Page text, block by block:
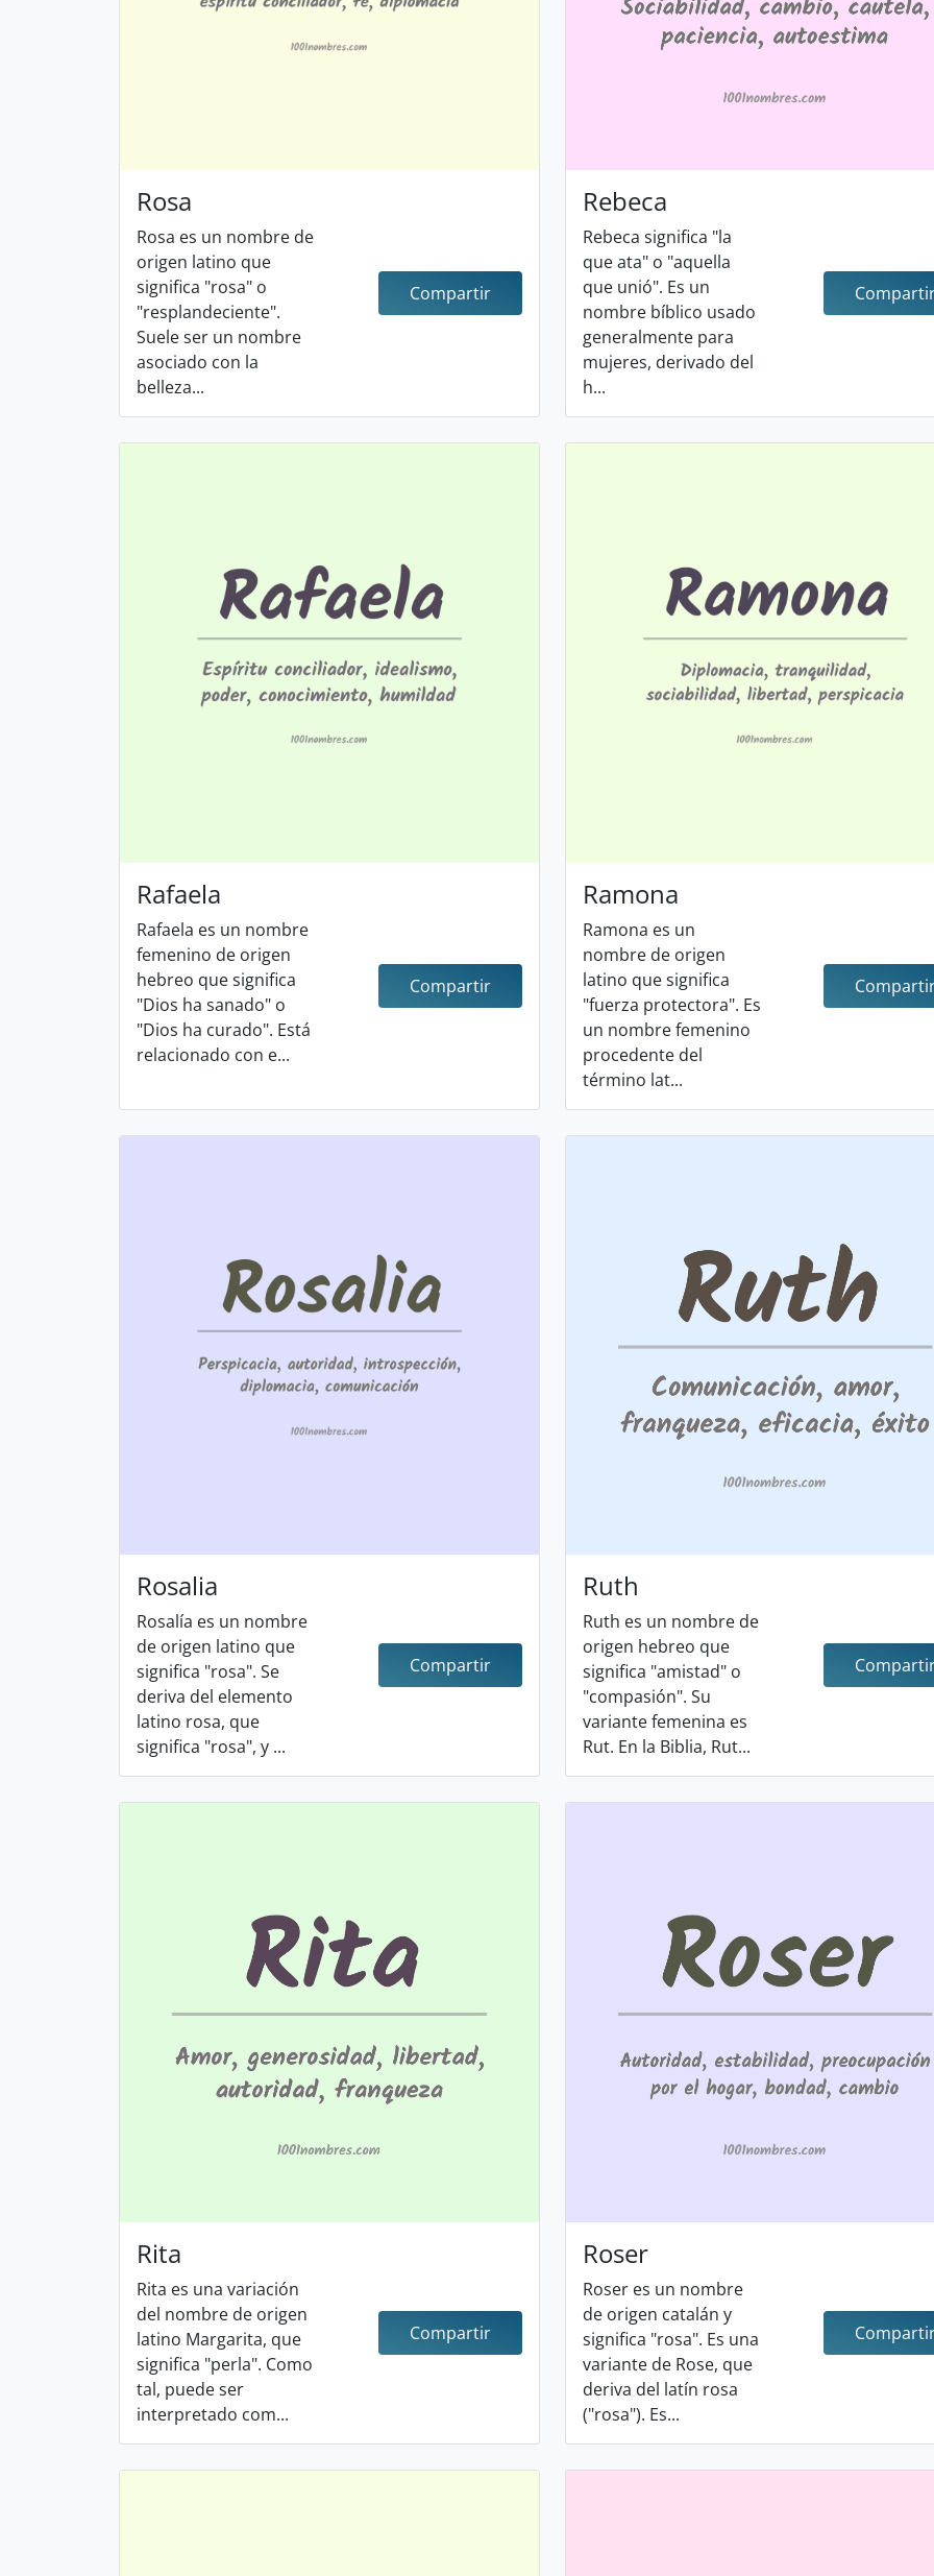
Rosa
Rosa es un nombre de
origen latino que
significa "rosa" o
"resplandeciente".
Suele ser un nombre
asociado con la
belleza...
Compartir
Rebeca
Rebeca significa "la
que ata" o "aquella
que unió". Es un
nombre bíblico usado
generalmente para
mujeres, derivado del
h...
Rafaela
Rafaela es un nombre
femenino de origen
hebreo que significa
"Dios ha sanado" o
"Dios ha curado". Está
relacionado con e...
Compartir
Ramona
Ramona es un
nombre de origen
latino que significa
"fuerza protectora". Es
un nombre femenino
procedente del
término lat...
Rosalia
Rosalía es un nombre
de origen latino que
significa "rosa". Se
deriva del elemento
latino rosa, que
significa "rosa", y ...
Compartir
Ruth
Ruth es un nombre de
origen hebreo que
significa "amistad" o
"compasión". Su
variante femenina es
Rut. En la Biblia, Rut...
Rita
Rita es una variación
del nombre de origen
latino Margarita, que
significa "perla". Como
tal, puede ser
interpretado com...
Compartir
Roser
Roser es un nombre
de origen catalán y
significa "rosa". Es una
variante de Rose, que
deriva del latín rosa
("rosa"). Es...